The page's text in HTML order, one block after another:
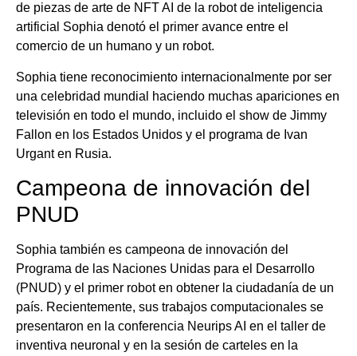
de piezas de arte de NFT AI de la robot de inteligencia
artificial Sophia denotó el primer avance entre el
comercio de un humano y un robot.
Sophia tiene reconocimiento internacionalmente por ser
una celebridad mundial haciendo muchas apariciones en
televisión en todo el mundo, incluido el show de Jimmy
Fallon en los Estados Unidos y el programa de Ivan
Urgant en Rusia.
Campeona de innovación del
PNUD
Sophia también es campeona de innovación del
Programa de las Naciones Unidas para el Desarrollo
(PNUD) y el primer robot en obtener la ciudadanía de un
país. Recientemente, sus trabajos computacionales se
presentaron en la conferencia Neurips AI en el taller de
inventiva neuronal y en la sesión de carteles en la